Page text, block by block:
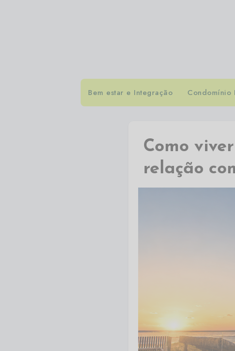
Bem estar e Integração Condomínio
Como
relação